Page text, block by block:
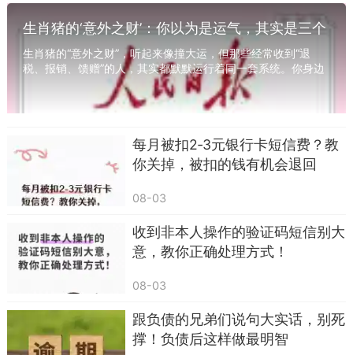
网络时代，诈骗手段花样翻新，但万变不离其
宗，都是利用人们的疏忽和侥幸心理行骗。守护手
机安全，就是守护个人财产与隐私。反诈从来不是
生肖猪的‘意外之财’：你以为是运气，其实是三个
系统在运作
生肖猪的“意外之财”，听起来像撞大运，但那些经常收到“退
税、报销、馈赠”的人，其实都默默运行着同一套系统。你身边
一定有这样的人——每年三月份准时收到一...
每月被扣2‑3元银行卡短信费？教
你关掉，被扣的钱有机会退回
08-03
收到非本人操作的验证码短信别大
意，教你正确处理方式！
08-03
跟负债的兄弟们说句大实话，别死
撑！负债后这样做最明智